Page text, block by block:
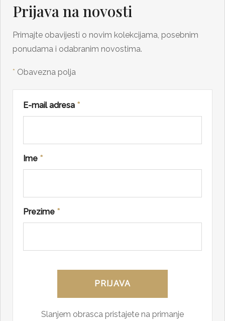
Prijava na novosti
Primajte obavijesti o novim kolekcijama, posebnim
ponudama i odabranim novostima.
* Obavezna polja
E-mail adresa *
Ime *
Prezime *
Slanjem obrasca pristajete na primanje